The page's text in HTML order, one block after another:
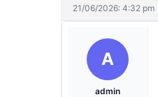
21/06/2026: 4:32 pm
A
admin